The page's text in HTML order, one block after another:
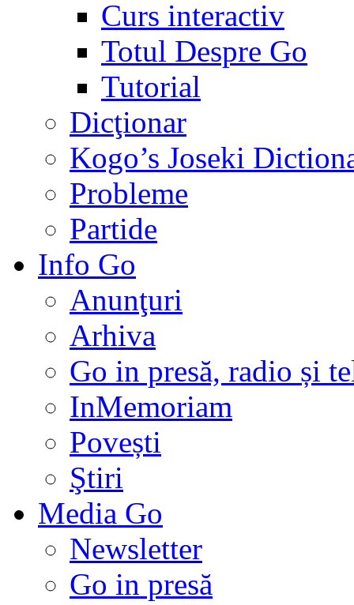
Curs interactiv
Totul Despre Go
Tutorial
Dicţionar
Kogo’s Joseki
Probleme
Partide
Info Go
Anunţuri
Arhiva
Go in presă, radio și
InMemoriam
Povești
Ştiri
Media Go
Newsletter
Go in presă